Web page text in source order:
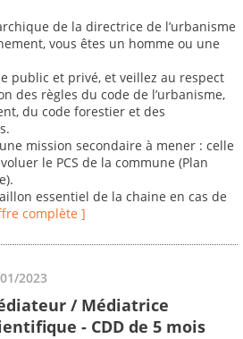
de la directrice de l’urbanisme
vous êtes un homme ou une
public et privé, et veillez au respect
des règles du code de l’urbanisme,
du code forestier et des
mission secondaire à mener : celle
le PCS de la commune (Plan
essentiel de la chaine en cas de
complète ]
2023
/ Médiatrice
- CDD de 5 mois